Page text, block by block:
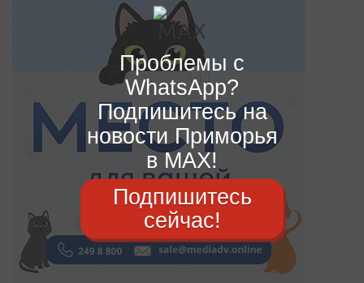
Проблемы с
WhatsApp?
Подпишитесь на
новости Приморья
в MAX!
Подпишитесь
сейчас!